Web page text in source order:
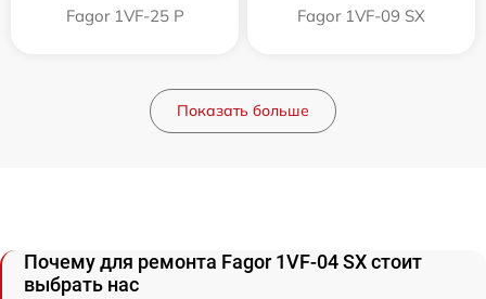
Fagor 1VF-25 P Fagor 1VF-09 SX
Показать больше
Почему для ремонта Fagor 1VF-04 SX стоит
выбрать нас